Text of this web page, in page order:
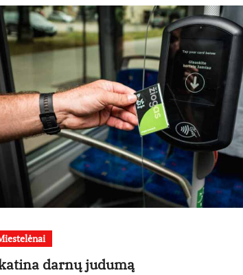
darnų judumą